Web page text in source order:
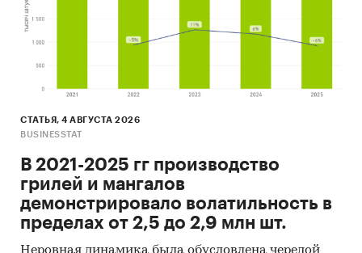
- Лидером по импортным поставкам в 2021 г.
является Германия (более 17%), ведущий
поставщик растительных соков и экстрактов -
BARTHHAAS GMBH & CO. KG (8,1%).
- Большую часть продукции российских
крупнейший покупатель - SUNRISE GLOBAL
Данные игроков ВЭД:
Также в исследовании представлена
информация об участниках ВЭД с объемами
поставок:
СТАТЬЯ, 4 АВГУСТА 2026
BUSINESSTAT
В 2021-2025 гг производство
грилей и мангалов
демонстрировало волатильность в
пределах от 2,5 до 2,9 млн шт.
Неровная динамика была обусловлена чередой